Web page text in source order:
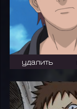
удалить